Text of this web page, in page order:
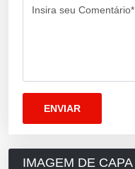
Insira seu Comentário*
IMAGEM DE CAPA